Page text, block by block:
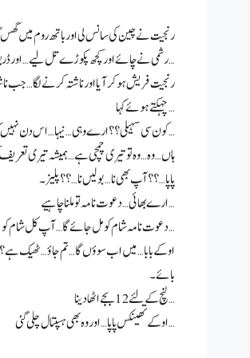
رنجیت نے چین کی سانس لی اور باتھ روم میں
رشمی نے چائے اور کچھ پکوڑے تل لیے… اور ڈریسنگ ٹیبل پر لگا دیے…
رنجیت فریش ہو کر آیا اور ناشتہ کرنے لگا… جب
چہکتے ہوئے کہا…
کون سی سہیلی؟؟ ارے وہی… نیہا… اس دن نہیں کہا تھا…
ہاں… وہ… وہ تو تیری چمچی ہے… ہمیشہ تیری
پاپا…؟؟ آپ بھی نا… بولیں نا…؟؟ پلیز۔
ارے بھائی… دعوت نامہ تو ملنا چاہیے…
دعوت نامہ شام کو مل جائے گا… آپ کل شام کو 5 بجے تیار ہو جائیں… میں خود لے کر چلوں گی… ٹھیک ہے…
اوکے بابا… میں اب سوؤں گا… تم جاؤ… ٹھیک ہے؟
بائے۔
لنچ کے لئے 12 بجے اٹھا دینا…
اوکے تھینکس پاپا… اور وہ بھی ہسپتال چلی گئی…